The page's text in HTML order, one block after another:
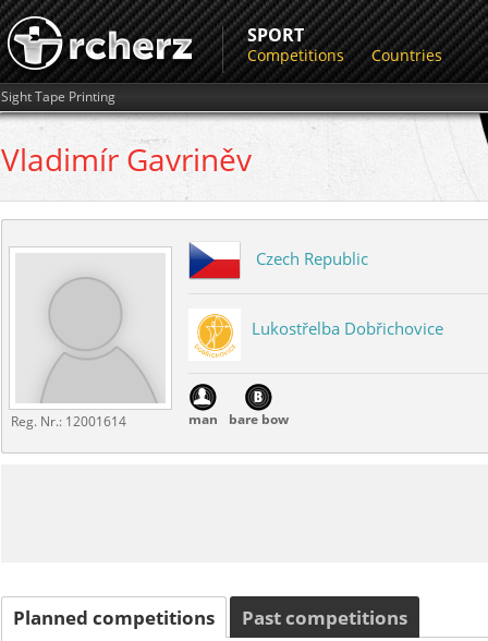
SPORT
Competitions Countries
Sight Tape Printing
Vladimír Gavriněv
Reg. Nr.: 12001614
Czech Republic
Lukostřelba Dobřichovice
man bare bow
Planned competitions Past competitions